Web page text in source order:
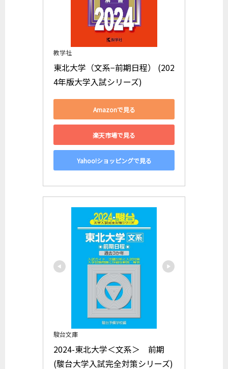
教学社
東北大学（文系−前期日程） (202
4年版大学入試シリーズ)
Amazonで見る
楽天市場で見る
Yahoo!ショッピングで見る
駿台文庫
2024-東北大学＜文系＞　前期
(駿台大学入試完全対策シリーズ)